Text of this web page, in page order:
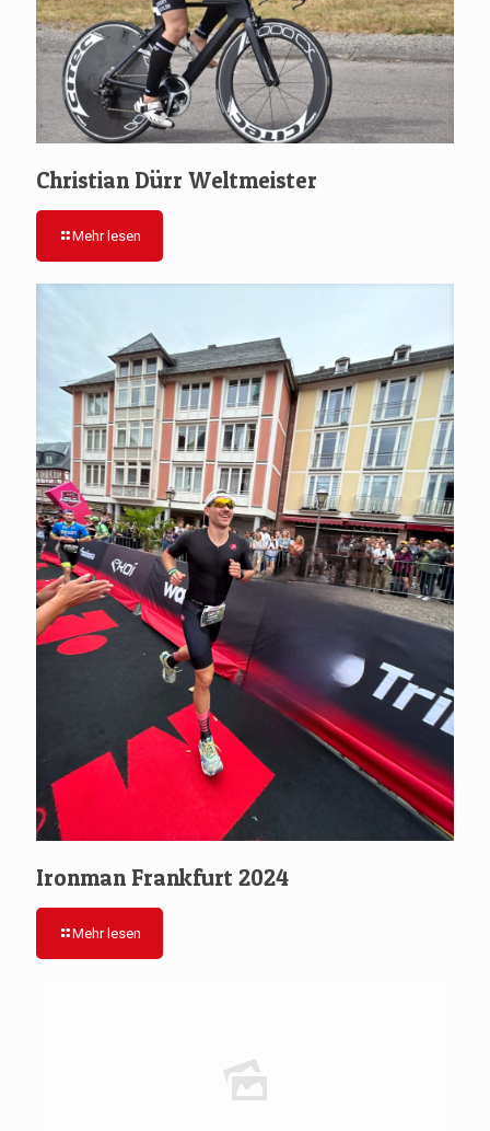
Christian Dürr Weltmeister
Mehr lesen
Ironman Frankfurt 2024
Mehr lesen